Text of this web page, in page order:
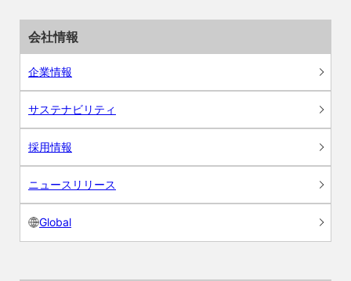
会社情報
企業情報
サステナビリティ
採用情報
ニュースリリース
Global